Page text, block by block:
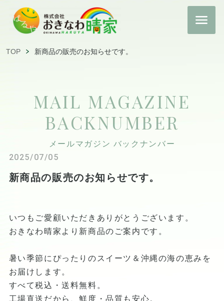
TOP 新商品の販売のお知らせです。
MAIL MAGAZINE
BACKNUMBER
メールマガジン バックナンバー
2025/07/05
新商品の販売のお知らせです。
いつもご愛顧いただきありがとうございます。
おきなわ晴家より新商品のご案内です。
暑い季節にぴったりのスイーツ＆沖縄の海の恵みを
お届けします。
すべて税込・送料無料。
工場直送だから、鮮度・品質も安心。